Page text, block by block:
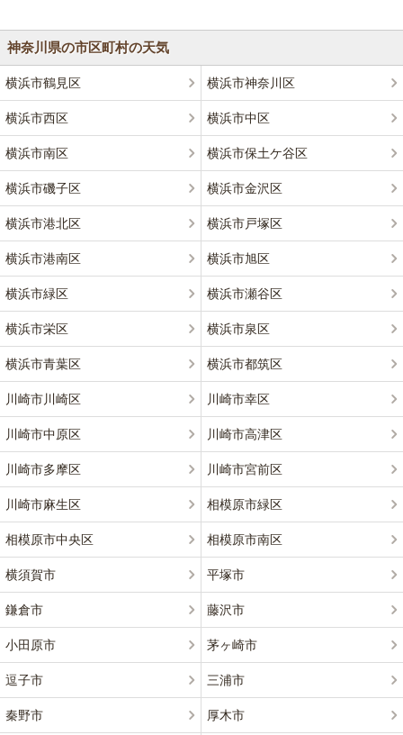
神奈川県の市区町村の天気
横浜市鶴見区 横浜市神奈川区
横浜市西区 横浜市中区
横浜市南区 横浜市保土ケ谷区
横浜市磯子区 横浜市金沢区
横浜市港北区 横浜市戸塚区
横浜市港南区 横浜市旭区
横浜市緑区 横浜市瀬谷区
横浜市栄区 横浜市泉区
横浜市青葉区 横浜市都筑区
川崎市川崎区 川崎市幸区
川崎市中原区 川崎市高津区
川崎市多摩区 川崎市宮前区
川崎市麻生区 相模原市緑区
相模原市中央区 相模原市南区
横須賀市 平塚市
鎌倉市 藤沢市
小田原市 茅ヶ崎市
逗子市 三浦市
秦野市 厚木市